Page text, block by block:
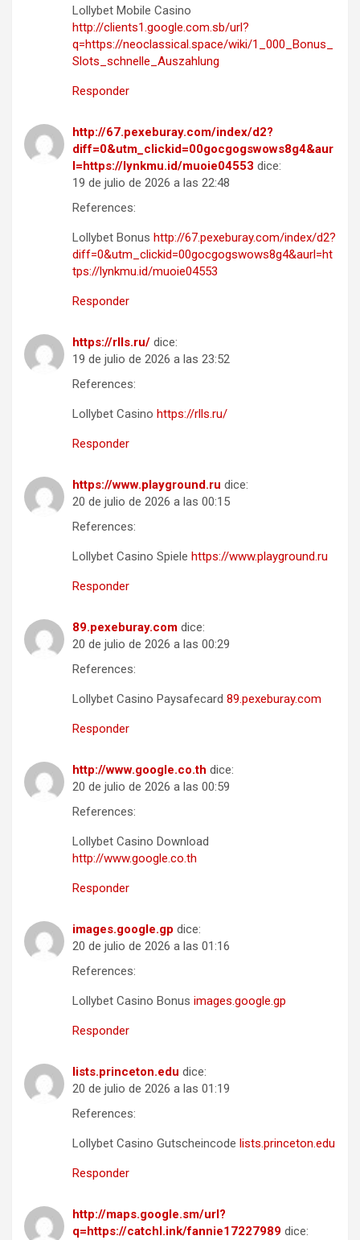
Lollybet Mobile Casino
http://clients1.google.com.sb/url?
q=https://neoclassical.space/wiki/1_000_Bonus_
Slots_schnelle_Auszahlung
Responder
http://67.pexeburay.com/index/d2?
diff=0&utm_clickid=00gocgogswows8g4&aur
l=https://lynkmu.id/muoie04553 dice:
19 de julio de 2026 a las 22:48
References:
Lollybet Bonus http://67.pexeburay.com/index/d2?
diff=0&utm_clickid=00gocgogswows8g4&aurl=ht
tps://lynkmu.id/muoie04553
Responder
https://rlls.ru/ dice:
19 de julio de 2026 a las 23:52
References:
Lollybet Casino https://rlls.ru/
Responder
https://www.playground.ru dice:
20 de julio de 2026 a las 00:15
References:
Lollybet Casino Spiele https://www.playground.ru
Responder
89.pexeburay.com dice:
20 de julio de 2026 a las 00:29
References:
Lollybet Casino Paysafecard 89.pexeburay.com
Responder
http://www.google.co.th dice:
20 de julio de 2026 a las 00:59
References:
Lollybet Casino Download
http://www.google.co.th
Responder
images.google.gp dice:
20 de julio de 2026 a las 01:16
References:
Lollybet Casino Bonus images.google.gp
Responder
lists.princeton.edu dice:
20 de julio de 2026 a las 01:19
References:
Lollybet Casino Gutscheincode lists.princeton.edu
Responder
http://maps.google.sm/url?
q=https://catchl.ink/fannie17227989 dice: